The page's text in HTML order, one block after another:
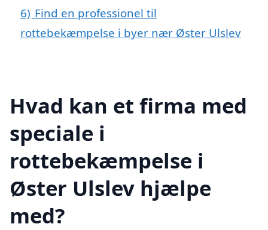
6) Find en professionel til
rottebekæmpelse i byer nær Øster Ulslev
Hvad kan et firma med
speciale i
rottebekæmpelse i
Øster Ulslev hjælpe
med?